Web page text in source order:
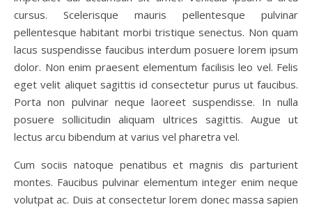
cursus. Scelerisque mauris pellentesque pulvinar
pellentesque habitant morbi tristique senectus. Non quam
lacus suspendisse faucibus interdum posuere lorem ipsum
dolor. Non enim praesent elementum facilisis leo vel. Felis
eget velit aliquet sagittis id consectetur purus ut faucibus.
Porta non pulvinar neque laoreet suspendisse. In nulla
posuere sollicitudin aliquam ultrices sagittis. Augue ut
lectus arcu bibendum at varius vel pharetra vel.
Cum sociis natoque penatibus et magnis dis parturient
montes. Faucibus pulvinar elementum integer enim neque
volutpat ac. Duis at consectetur lorem donec massa sapien